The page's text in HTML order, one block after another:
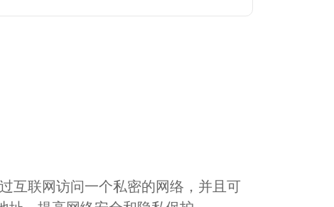
互联网访问一个私密的网络，并且可